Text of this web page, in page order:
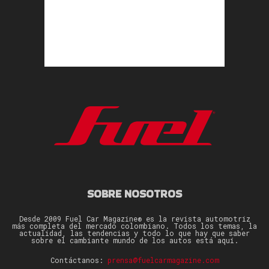
SOBRE NOSOTROS
Desde 2009 Fuel Car Magazine® es la revista automotriz
más completa del mercado colombiano. Todos los temas, la
actualidad, las tendencias y todo lo que hay que saber
sobre el cambiante mundo de los autos está aquí.
Contáctanos: prensa@fuelcarmagazine.com